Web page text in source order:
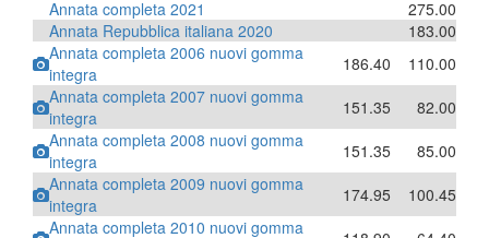
Annata completa 2021
275.00
Annata Repubblica italiana 2020
183.00
Annata completa 2006 nuovi gomma
integra
186.40
110.00
Annata completa 2007 nuovi gomma
integra
151.35
82.00
Annata completa 2008 nuovi gomma
integra
151.35
85.00
Annata completa 2009 nuovi gomma
integra
174.95
100.45
Annata completa 2010 nuovi gomma